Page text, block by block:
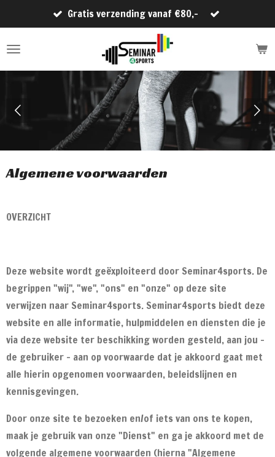
direct
naar
hoofdinhoud
Gratis verzending vanaf €80,-
Algemene voorwaarden
OVERZICHT
Deze website wordt geëxploiteerd door Seminar4sports. De
begrippen "wij", "we", "ons" en "onze" op deze site
verwijzen naar Seminar4sports. Seminar4sports biedt deze
website en alle informatie, hulpmiddelen en diensten die je
via deze website ter beschikking worden gesteld, aan jou -
de gebruiker - aan op voorwaarde dat je akkoord gaat met
alle hierin opgenomen voorwaarden, beleidslijnen en
kennisgevingen.
Door onze site te bezoeken en/of iets van ons te kopen,
maak je gebruik van onze "Dienst" en ga je akkoord met de
volgende algemene voorwaarden (hierna "Algemene